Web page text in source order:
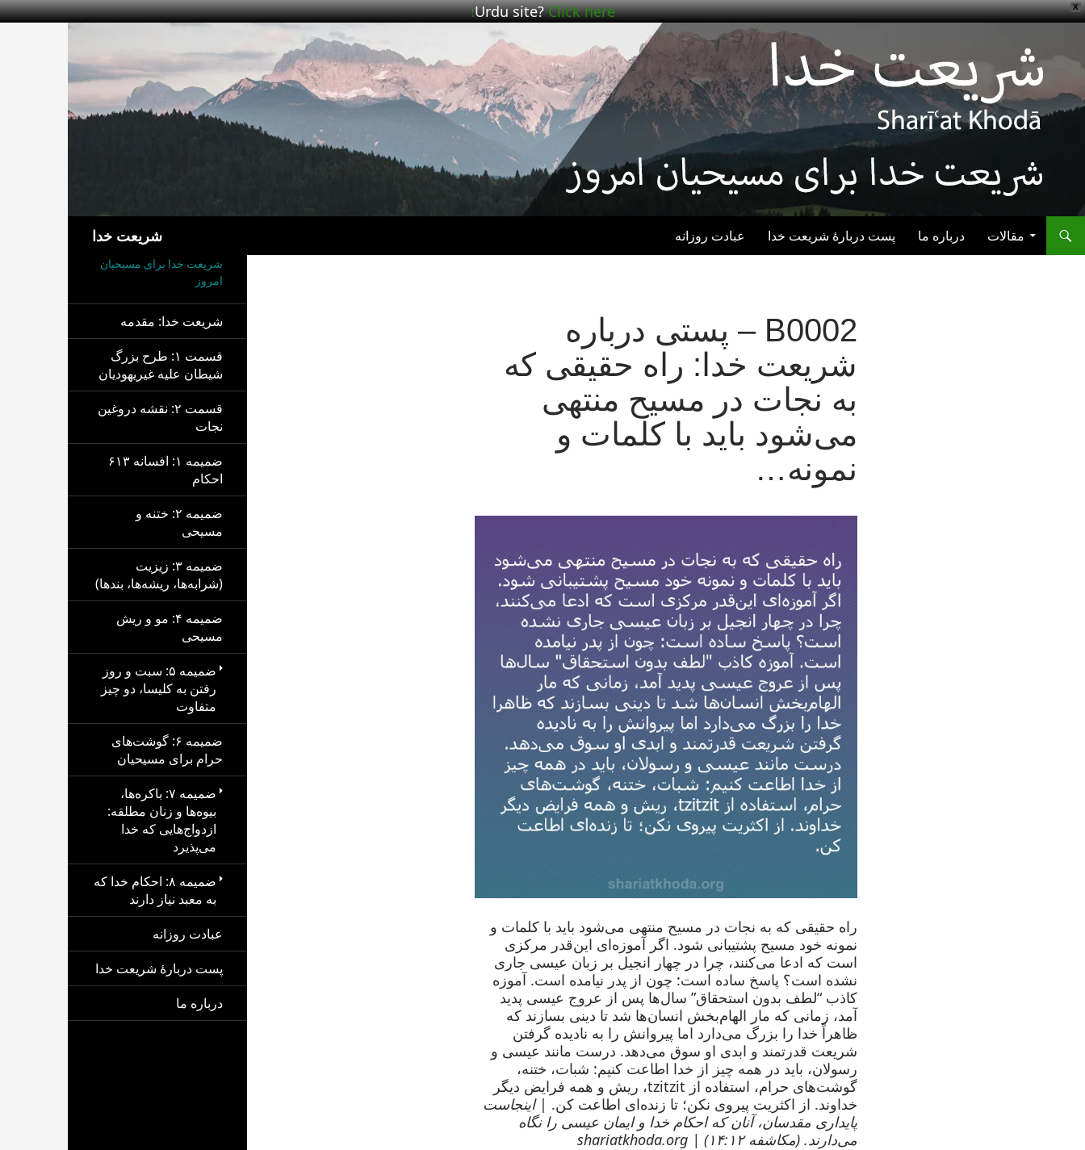
X
Urdu site?Click here!
شریعت خدا مقالات درباره ما پست دربارهٔ شریعت خدا عبادت روزانه
B0002 – پستی درباره
شریعت خدا: راه حقیقی که
به نجات در مسیح منتهی
می‌شود باید با کلمات و
نمونه…
راه حقیقی که به نجات در مسیح منتهی می‌شود باید با کلمات و
نمونه خود مسیح پشتیبانی شود. اگر آموزه‌ای این‌قدر مرکزی
است که ادعا می‌کنند، چرا در چهار انجیل بر زبان عیسی جاری
نشده است؟ پاسخ ساده است: چون از پدر نیامده است. آموزه
کاذب “لطف بدون استحقاق” سال‌ها پس از عروج عیسی پدید
آمد، زمانی که مار الهام‌بخش انسان‌ها شد تا دینی بسازند که
ظاهراً خدا را بزرگ می‌دارد اما پیروانش را به نادیده گرفتن
شریعت قدرتمند و ابدی او سوق می‌دهد. درست مانند عیسی و
رسولان، باید در همه چیز از خدا اطاعت کنیم: شبات، ختنه،
گوشت‌های حرام، استفاده از tzitzit، ریش و همه فرایض دیگر
خداوند. از اکثریت پیروی نکن؛ تا زنده‌ای اطاعت کن. |اینجاست
پایداری مقدسان، آنان که احکام خدا و ایمان عیسی را نگاه
می‌دارند. (مکاشفه ۱۴:۱۲) | shariatkhoda.org
شریعت خدا برای مسیحیان
امروز
شریعت خدا: مقدمه
قسمت ۱: طرح بزرگ
شیطان علیه غیریهودیان
قسمت ۲: نقشه دروغین
نجات
ضمیمه ۱: افسانه ۶۱۳
احکام
ضمیمه ۲: ختنه و
مسیحی
ضمیمه ۳: زیزیت
(شرابه‌ها، ریشه‌ها، بندها)
ضمیمه ۴: مو و ریش
مسیحی
ضمیمه ۵: سبت و روز
رفتن به کلیسا، دو چیز
متفاوت
ضمیمه ۶: گوشت‌های
حرام برای مسیحیان
ضمیمه ۷: باکره‌ها،
بیوه‌ها و زنان مطلقه:
ازدواج‌هایی که خدا
می‌پذیرد
ضمیمه ۸: احکام خدا که
به معبد نیاز دارند
عبادت روزانه
پست دربارهٔ شریعت خدا
درباره ما